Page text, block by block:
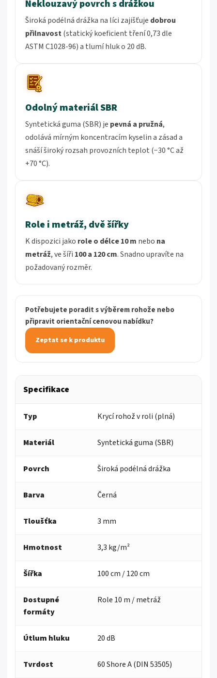
Neklouzavý povrch s drážkou
Široká podélná drážka na líci zajišťuje dobrou
přilnavost(statický koeficient tření 0,73 dle
ASTM C1028-96) a tlumí hluk o 20 dB.
Odolný materiál SBR
Syntetická guma (SBR) je pevná a pružná,
odolává mírným koncentracím kyselin a zásad a
snáší široký rozsah provozních teplot (−30 °C až
+70 °C).
Role i metráž, dvě šířky
K dispozici jako role o délce 10 m nebo na
metráž, ve šíři 100 a 120 cm. Snadno upravíte na
požadovaný rozměr.
Potřebujete poradit s výběrem rohože nebo
připravit orientační cenovou nabídku?
Zeptat se k produktu
Specifikace
Typ Krycí rohož v roli (plná)
Materiál Syntetická guma (SBR)
Povrch Široká podélná drážka
Barva Černá
Tloušťka 3 mm
Hmotnost 3,3 kg/m²
Šířka 100 cm / 120 cm
Dostupné
formáty
Role 10 m / metráž
Útlum hluku 20 dB
Tvrdost 60 Shore A (DIN 53505)